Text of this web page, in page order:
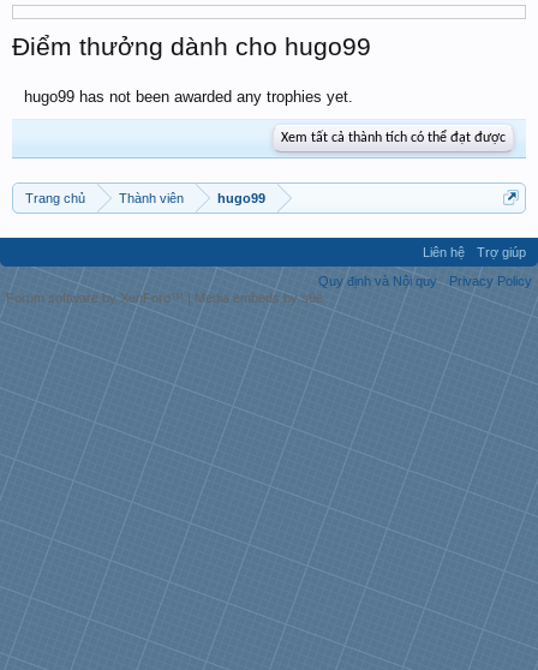
Điểm thưởng dành cho hugo99
hugo99 has not been awarded any trophies yet.
Xem tất cả thành tích có thể đạt được
Trang chủ Thành viên hugo99
Liên hệ
Trợ giúp
Quy định và Nội quy
Privacy Policy
Forum software by XenForo™ | Media embeds by s9e